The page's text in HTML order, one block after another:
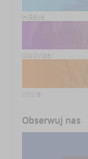
HRsys
Motivizer
Inhire
Obserwuj nas